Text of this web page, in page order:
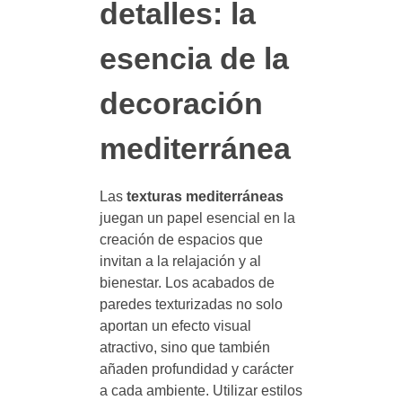
detalles: la
esencia de la
decoración
mediterránea
Las texturas mediterráneas
juegan un papel esencial en la
creación de espacios que
invitan a la relajación y al
bienestar. Los acabados de
paredes texturizadas no solo
aportan un efecto visual
atractivo, sino que también
añaden profundidad y carácter
a cada ambiente. Utilizar estilos